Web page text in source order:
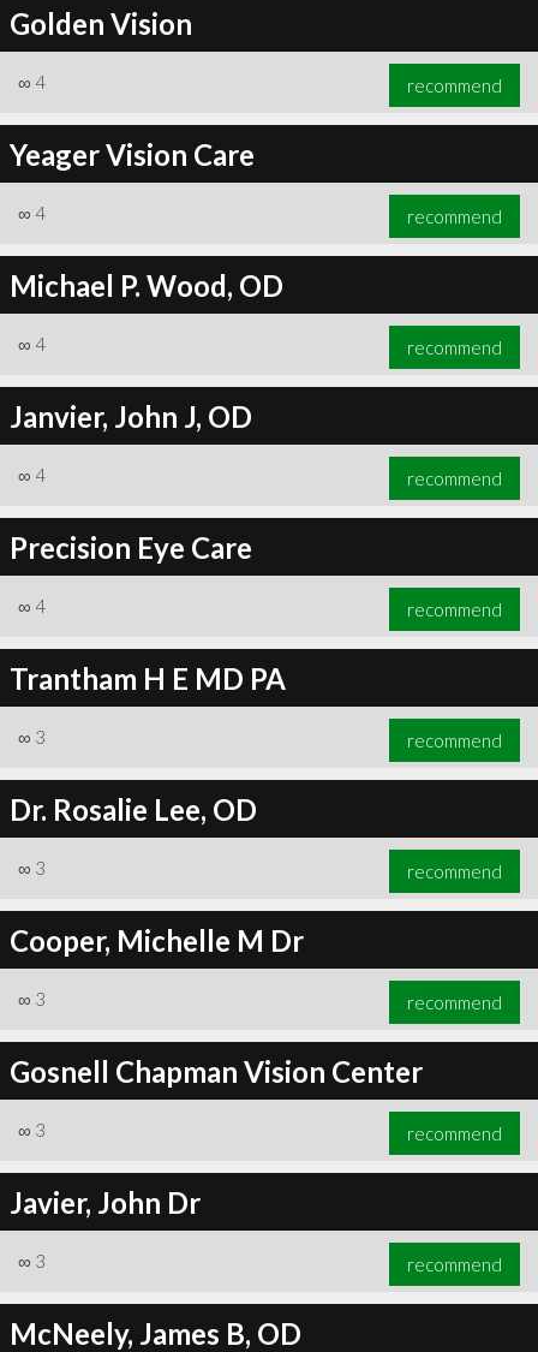
Golden Vision
∞ 4 recommend
Yeager Vision Care
∞ 4 recommend
Michael P. Wood, OD
∞ 4 recommend
Janvier, John J, OD
∞ 4 recommend
Precision Eye Care
∞ 4 recommend
Trantham H E MD PA
∞ 3 recommend
Dr. Rosalie Lee, OD
∞ 3 recommend
Cooper, Michelle M Dr
∞ 3 recommend
Gosnell Chapman Vision Center
∞ 3 recommend
Javier, John Dr
∞ 3 recommend
McNeely, James B, OD